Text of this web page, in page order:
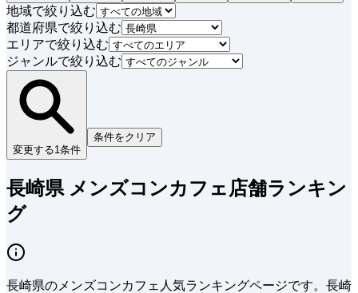
地域で絞り込む
都道府県で絞り込む
エリアで絞り込む
ジャンルで絞り込む
変更する1 条件
条件をクリア
長崎県 メンズコンカフェ店舗ランキン
グ
長崎県の メンズコンカフェ 人気ランキングページです。 長崎